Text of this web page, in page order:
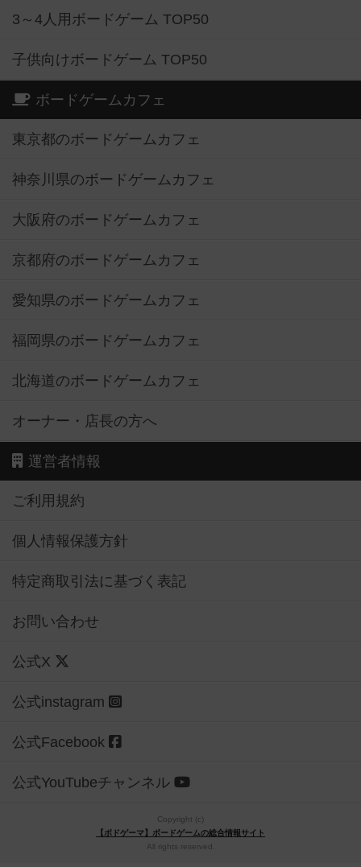
3～4人用ボードゲーム TOP50
子供向けボードゲーム TOP50
ボードゲームカフェ
東京都のボードゲームカフェ
神奈川県のボードゲームカフェ
大阪府のボードゲームカフェ
京都府のボードゲームカフェ
愛知県のボードゲームカフェ
福岡県のボードゲームカフェ
北海道のボードゲームカフェ
オーナー・店長の方へ
運営者情報
ご利用規約
個人情報保護方針
特定商取引法に基づく表記
お問い合わせ
公式X
公式instagram
公式Facebook
公式YouTubeチャンネル
Copyright (c)
【ボドゲーマ】ボードゲームの総合情報サイト
All rights reserved.